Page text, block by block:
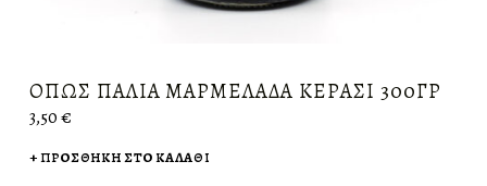
ΌΠΩΣ ΠΑΛΙΆ ΜΑΡΜΕΛΆΔΑ ΚΕΡΆΣΙ 300ΓΡ
3,50€
ΠΡΟΣΘΉΚΗ ΣΤΟ ΚΑΛΆΘΙ